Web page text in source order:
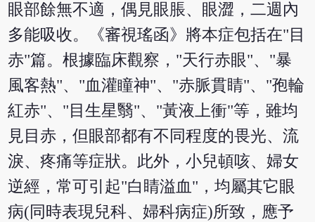
眼部餘無不適，偶見眼脹、眼澀，二週內
多能吸收。《審視瑤函》將本症包括在"目
赤"篇。根據臨床觀察，"天行赤眼"、"暴
風客熱"、"血灌瞳神"、"赤脈貫睛"、"孢輪
紅赤"、"目生星翳"、"黃液上衝"等，雖均
見目赤，但眼部都有不同程度的畏光、流
淚、疼痛等症狀。此外，小兒頓咳、婦女
逆經，常可引起"白睛溢血"，均屬其它眼
病(同時表現兒科、婦科病症)所致，應予